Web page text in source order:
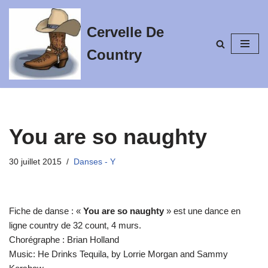
contenu
Cervelle De
Country
You are so naughty
30 juillet 2015 Danses - Y
Fiche de danse : « You are so naughty » est une dance en
ligne country de 32 count, 4 murs.
Chorégraphe : Brian Holland
Music: He Drinks Tequila, by Lorrie Morgan and Sammy